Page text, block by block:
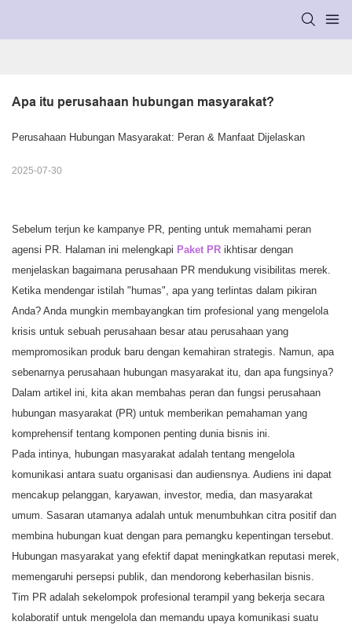
Apa itu perusahaan hubungan masyarakat?
Perusahaan Hubungan Masyarakat: Peran & Manfaat Dijelaskan
2025-07-30
Sebelum terjun ke kampanye PR, penting untuk memahami peran
agensi PR. Halaman ini melengkapi Paket PR ikhtisar dengan
menjelaskan bagaimana perusahaan PR mendukung visibilitas merek.
Ketika mendengar istilah "humas", apa yang terlintas dalam pikiran
Anda? Anda mungkin membayangkan tim profesional yang mengelola
krisis untuk sebuah perusahaan besar atau perusahaan yang
mempromosikan produk baru dengan kemahiran strategis. Namun, apa
sebenarnya perusahaan hubungan masyarakat itu, dan apa fungsinya?
Dalam artikel ini, kita akan membahas peran dan fungsi perusahaan
hubungan masyarakat (PR) untuk memberikan pemahaman yang
komprehensif tentang komponen penting dunia bisnis ini.
Pada intinya, hubungan masyarakat adalah tentang mengelola
komunikasi antara suatu organisasi dan audiensnya. Audiens ini dapat
mencakup pelanggan, karyawan, investor, media, dan masyarakat
umum. Sasaran utamanya adalah untuk menumbuhkan citra positif dan
membina hubungan kuat dengan para pemangku kepentingan tersebut.
Hubungan masyarakat yang efektif dapat meningkatkan reputasi merek,
memengaruhi persepsi publik, dan mendorong keberhasilan bisnis.
Tim PR adalah sekelompok profesional terampil yang bekerja secara
kolaboratif untuk mengelola dan memandu upaya komunikasi suatu